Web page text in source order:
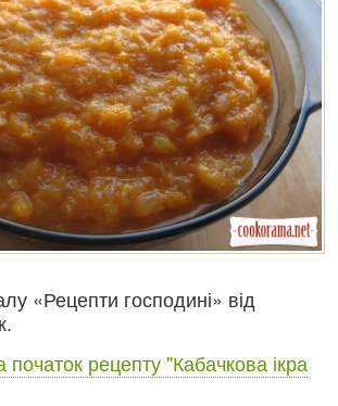
«Рецепти господині» від
рецепту "Кабачкова ікра